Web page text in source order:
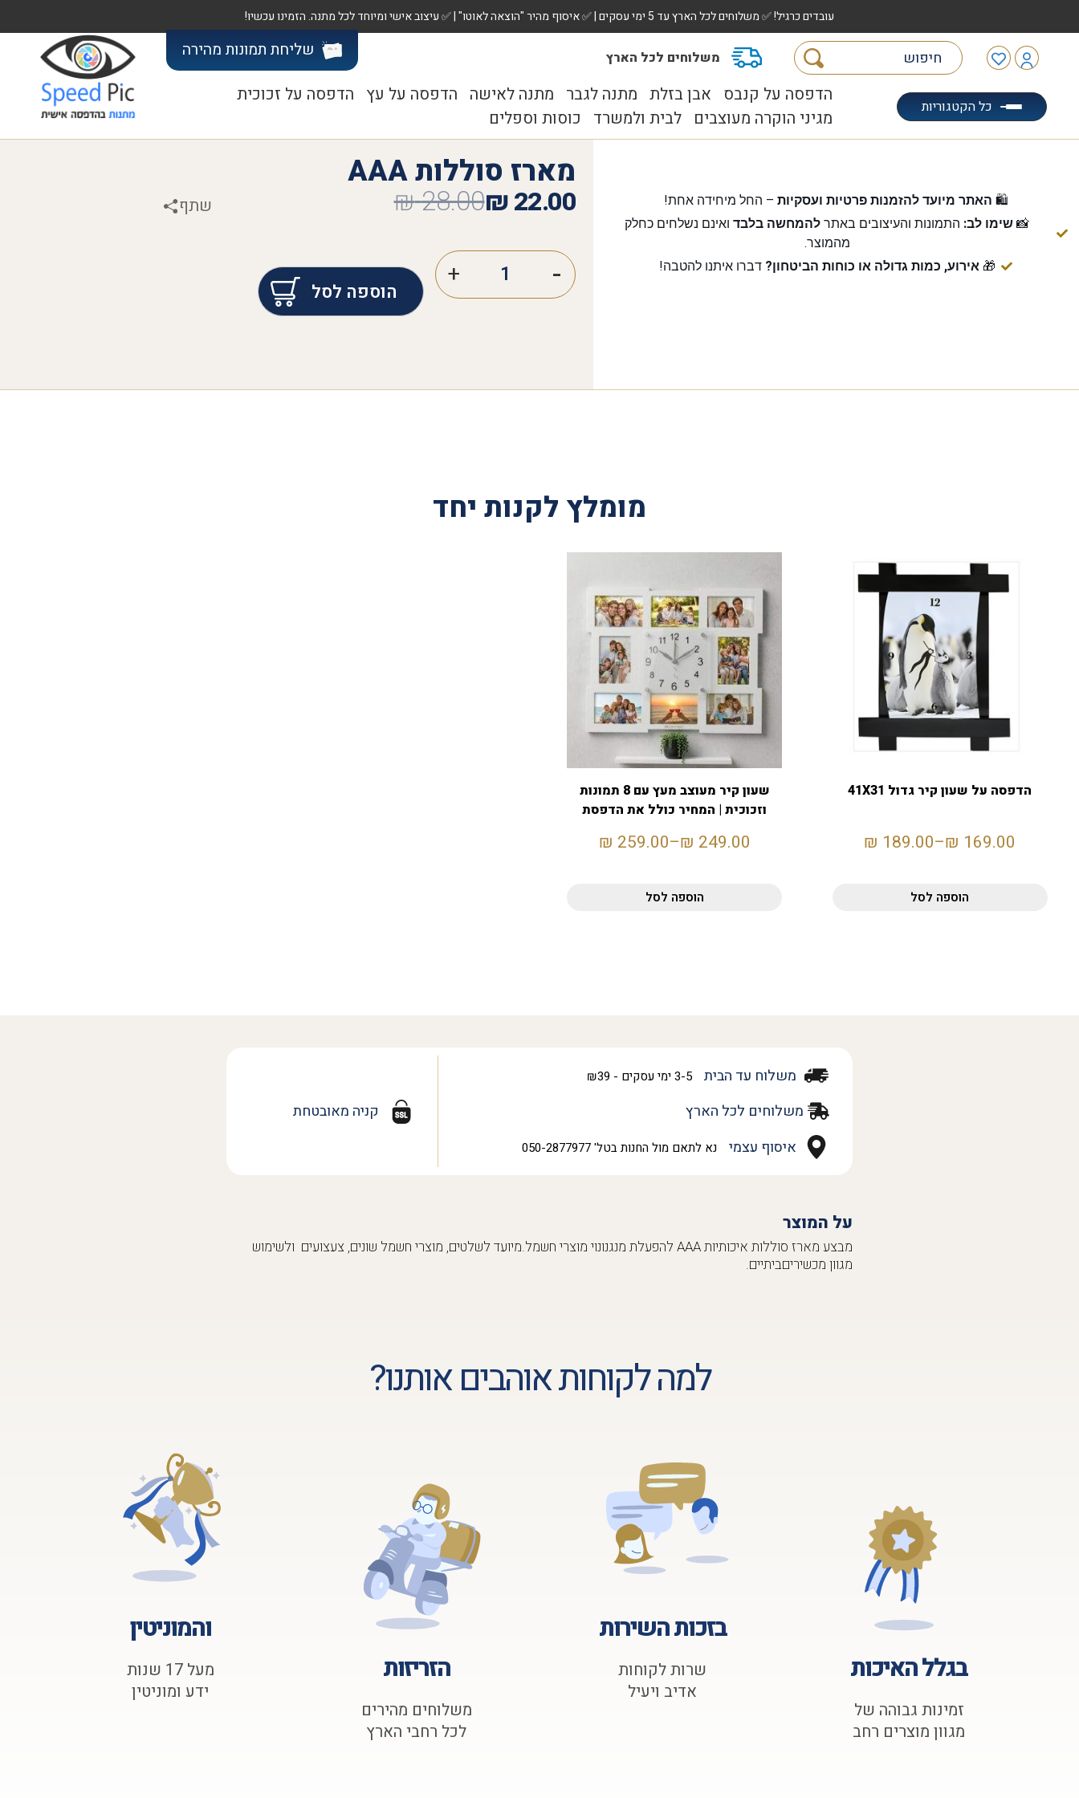
עובדים כרגיל! ✅ משלוחים לכל הארץ עד 5 ימי עסקים | ✅ איסוף מהיר "הוצאה לאוטו" | ✅ עיצוב אישי ומיוחד לכל מתנה. הזמינו עכשיו!
משלוחים לכל הארץ שליחת תמונות מהירה
כל הקטגוריות
הדפסה על קנבס אבן בזלת מתנה לגבר מתנה לאישה הדפסה על עץ הדפסה על זכוכית
מגיני הוקרה מעוצבים לבית ולמשרד כוסות וספלים
🛍️ האתר מיועד להזמנות פרטיות ועסקיות– החל מיחידה אחת!
📸 שימו לב: התמונות והעיצובים באתר להמחשה בלבדואינם נשלחים כחלק
מהמוצר.
🎁אירוע, כמות גדולה או כוחות הביטחון? דברו איתנו להטבה!
מארז סוללות AAA
22.00
₪
28.00
₪ שתף
הוספה לסל
מומלץ לקנות יחד
הדפסה על שעון קיר גדול 41X31
169.00
₪
–
189.00
₪
הוספה לסל
שעון קיר מעוצב מעץ עם 8 תמונות
וזכוכית | המחיר כולל את הדפסת
249.00
₪
–
259.00
₪
הוספה לסל
משלוח עד הבית 3-5 ימי עסקים - ₪39
משלוחים לכל הארץ
איסוף עצמי
נא לתאם מול החנות בטל' 050-2877977
קניה מאובטחת
על המוצר
מבצע מארז סוללות איכותיות AAA להפעלת מנגנונוי מוצרי חשמל.מיועד לשלטים, מוצרי חשמל שונים, צעצועים ולשימוש
מגוון מכשיריםביתיים.
למה לקוחות אוהבים אותנו?
בגלל האיכות
זמינות גבוהה של
מגוון מוצרים רחב
בזכות השירות
שרות לקוחות
אדיב ויעיל
הזריזות
משלוחים מהירים
לכל רחבי הארץ
והמוניטין
מעל 17 שנות
ידע ומוניטין